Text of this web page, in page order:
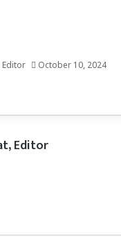
Editor October 10, 2024
Editor